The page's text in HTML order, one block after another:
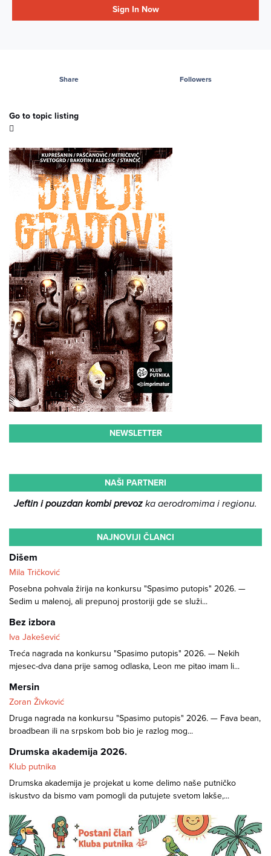
Sign In Now
Share Followers
Go to topic listing
NEWSLETTER
NAŠI PARTNERI
Jeftin i pouzdan kombi prevozka aerodromima i regionu.
NAJNOVIJI ČLANCI
Dišem
Mila Tričković
Posebna pohvala žirija na konkursu "Spasimo putopis" 2026. —
Sedim u malenoj, ali prepunoj prostoriji gde se služi...
Bez izbora
Iva Jakešević
Treća nagrada na konkursu "Spasimo putopis" 2026. — Nekih
mjesec-dva dana prije samog odlaska, Leon me pitao imam li...
Mersin
Zoran Živković
Druga nagrada na konkursu "Spasimo putopis" 2026. — Fava bean,
broadbean ili na srpskom bob bio je razlog mog...
Drumska akademija 2026.
Klub putnika
Drumska akademija je projekat u kome delimo naše putničko
iskustvo da bismo vam pomogli da putujete svetom lakše,...